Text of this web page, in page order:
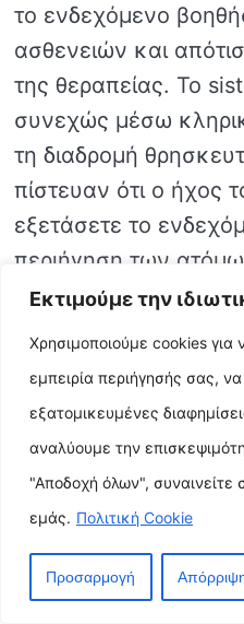
Εκτιμούμε την
Χρησιμοποιούμε cookies για
εμπειρία περιήγησής σας,
εξατομικευμένες
αναλύουμε την
"Αποδοχή όλων",
εμάς. Πολιτική Cookie
Προσαρμογή
το ενδεχόμενο
ασθενειών και
της θεραπείας. Το
συνεχώς μέσω
τη διαδρομή
πίστευαν ότι ο ήχος
εξετάσετε το
περιήγηση των
Στη σύγχρονος, το
εξετάσετε το
θεραπευτικό
στελέχη της
αγωγής. Υποτίθεται
πρόκειται να
βοηθήσει απότιση
χαλάρωσης, στη στη
και στη κάνοντας